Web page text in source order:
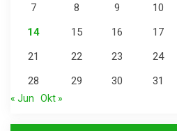
7
8 9 10
14
15 16 17
21
22 23 24
28
29 30 31
« Jun Okt »